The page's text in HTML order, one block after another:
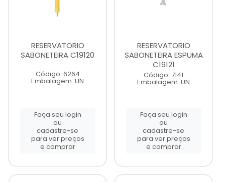
RESERVATORIO
SABONETEIRA C19120
Código: 6264
Embalagem: UN
Faça seu login
ou
cadastre-se
para ver preços
e comprar
RESERVATORIO
SABONETEIRA ESPUMA
C19121
Código: 7141
Embalagem: UN
Faça seu login
ou
cadastre-se
para ver preços
e comprar